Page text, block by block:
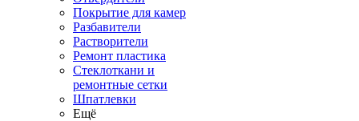
Покрытие для камер
Разбавители
Растворители
Ремонт пластика
Стеклоткани и
ремонтные сетки
Шпатлевки
Ещё